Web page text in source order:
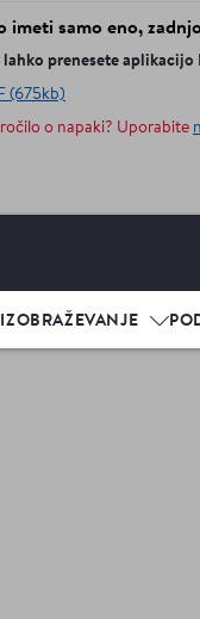
imeti samo eno,
prenesete aplikacijo
(675kb)
o napaki? Uporabite
IZOBRAŽEVANJE